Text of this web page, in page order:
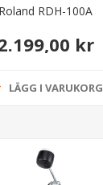
Roland RDH-100A
kr
LÄGG I VARUKORG